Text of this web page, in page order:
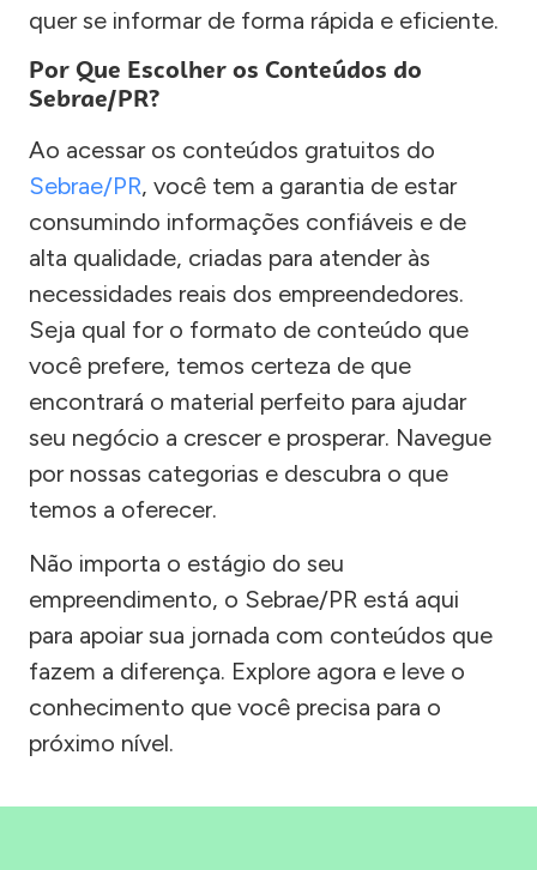
quer se informar de forma rápida e eficiente.
Por Que Escolher os Conteúdos do
Sebrae/PR?
Ao acessar os conteúdos gratuitos do
Sebrae/PR, você tem a garantia de estar
consumindo informações confiáveis e de
alta qualidade, criadas para atender às
necessidades reais dos empreendedores.
Seja qual for o formato de conteúdo que
você prefere, temos certeza de que
encontrará o material perfeito para ajudar
seu negócio a crescer e prosperar. Navegue
por nossas categorias e descubra o que
temos a oferecer.
Não importa o estágio do seu
empreendimento, o Sebrae/PR está aqui
para apoiar sua jornada com conteúdos que
fazem a diferença. Explore agora e leve o
conhecimento que você precisa para o
próximo nível.